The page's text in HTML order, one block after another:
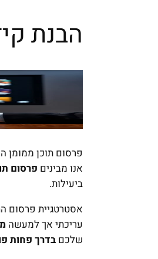
הבנת
פרסום תוכן ממומן
אנו מבינים פרסום
ביעילות.
אסטרטגיית פרסום
עריכתי אך למעשה
שלכם בדרך פחות